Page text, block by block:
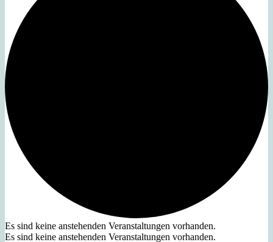
Es sind keine anstehenden Veranstaltungen vorhanden.
Es sind keine anstehenden Veranstaltungen vorhanden.